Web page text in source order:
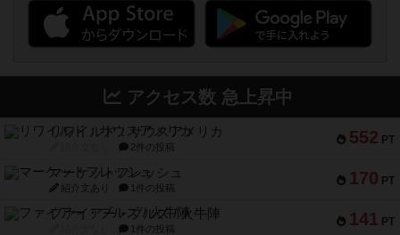
アクセス数 急上昇中
552 PT
リワイルド：サウスアメリカ
2件の投稿
170 PT
マーケットフレッシュ
紹介文あり 1件の投稿
141 PT
ファイアー・ブルズ / 火牛陣
1件の投稿